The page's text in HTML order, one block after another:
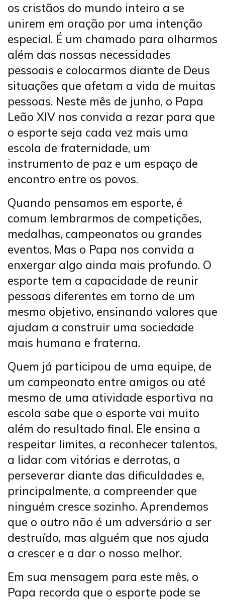
os cristãos do mundo inteiro a se
unirem em oração por uma intenção
especial. É um chamado para olharmos
além das nossas necessidades
pessoais e colocarmos diante de Deus
situações que afetam a vida de muitas
pessoas. Neste mês de junho, o Papa
Leão XIV nos convida a rezar para que
o esporte seja cada vez mais uma
escola de fraternidade, um
instrumento de paz e um espaço de
encontro entre os povos.
Quando pensamos em esporte, é
comum lembrarmos de competições,
medalhas, campeonatos ou grandes
eventos. Mas o Papa nos convida a
enxergar algo ainda mais profundo. O
esporte tem a capacidade de reunir
pessoas diferentes em torno de um
mesmo objetivo, ensinando valores que
ajudam a construir uma sociedade
mais humana e fraterna.
Quem já participou de uma equipe, de
um campeonato entre amigos ou até
mesmo de uma atividade esportiva na
escola sabe que o esporte vai muito
além do resultado final. Ele ensina a
respeitar limites, a reconhecer talentos,
a lidar com vitórias e derrotas, a
perseverar diante das dificuldades e,
principalmente, a compreender que
ninguém cresce sozinho. Aprendemos
que o outro não é um adversário a ser
destruído, mas alguém que nos ajuda
a crescer e a dar o nosso melhor.
Em sua mensagem para este mês, o
Papa recorda que o esporte pode se